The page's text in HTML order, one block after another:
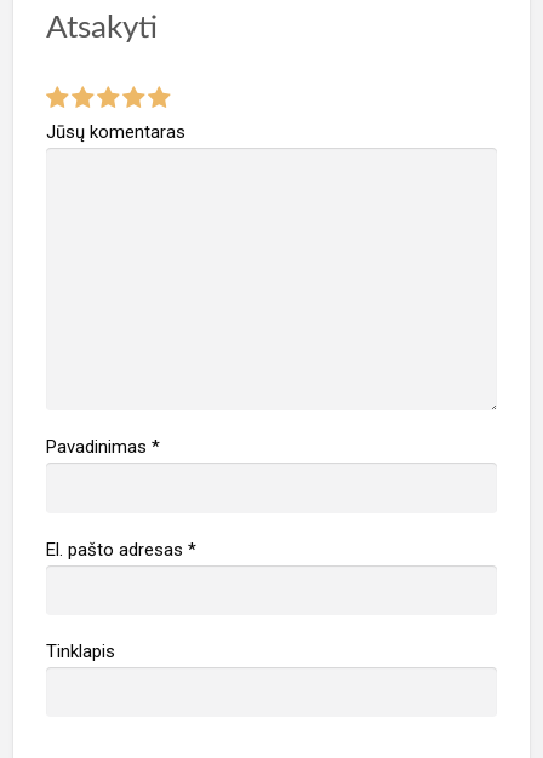
p
e
p
r
Atsakyti
Jūsų komentaras
Pavadinimas *
El. pašto adresas *
Tinklapis